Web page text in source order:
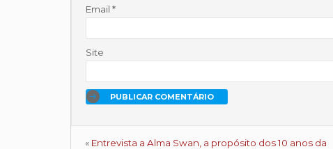
Email *
Site
« Entrevista a Alma Swan, a propósito dos 10 anos da